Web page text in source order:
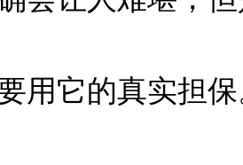
用它的真实担